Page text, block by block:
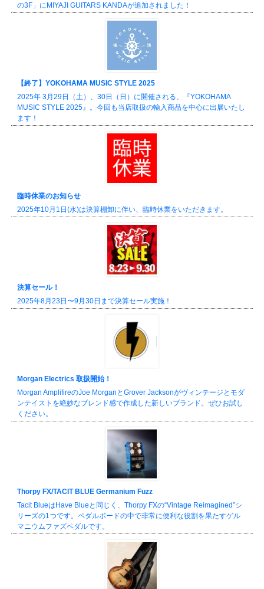
の3F」にMIYAJI GUITARS KANDAが追加されました！
【終了】YOKOHAMA MUSIC STYLE 2025
2025年 3月29日（土）、30日（日）に開催される、『YOKOHAMA
MUSIC STYLE 2025』。今回も当店取扱の輸入商品を中心に出展いたし
ます！
臨時休業のお知らせ
2025年10月1日(水)は決算棚卸に伴い、臨時休業をいただきます。
決算セール！
2025年8月23日〜9月30日まで決算セール実施！
Morgan Electrics 取扱開始！
Morgan AmplifireのJoe MorganとGrover Jacksonがヴィンテージとモダ
ンテイストを絶妙なブレンド感で作成した新しいブランド。ぜひお試し
ください。
Thorpy FX/TACIT BLUE Germanium Fuzz
Tacit BlueはHave Blueと同じく、Thorpy FXの“Vintage Reimagined”シ
リーズの1つです。ペダルボードの中で非常に便利な役割を果たすゲル
マニウムファズペダルです。